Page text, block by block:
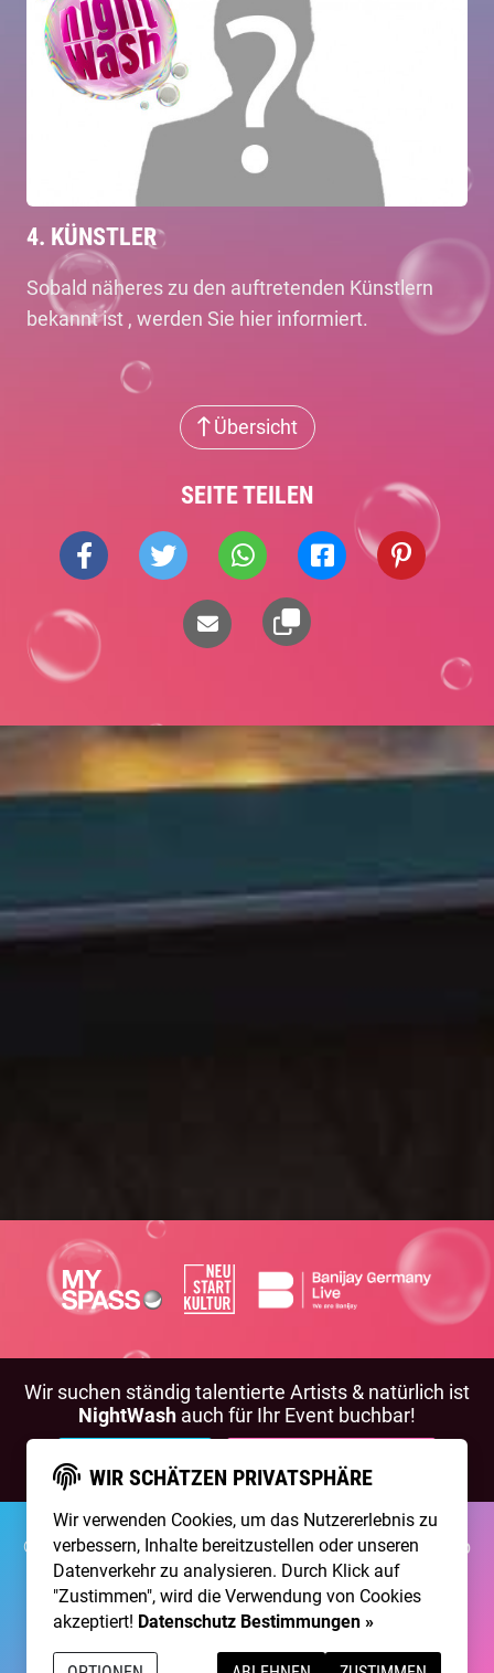
4. KÜNSTLER
Sobald näheres zu den auftretenden Künstlern
bekannt ist , werden Sie hier informiert.
Übersicht
SEITE TEILEN
Wir suchen ständig talentierte Artists & natürlich ist
NightWash auch für Ihr Event buchbar!
©2026 Brainpool LiveÜber UnsKontaktMembership
ImpressumDatenschutz
Erstellt mit von300 Design
Betrieben mit Care CMSand grüner IT
WIR SCHÄTZEN PRIVATSPHÄRE
Wir verwenden Cookies, um das Nutzererlebnis zu
verbessern, Inhalte bereitzustellen oder unseren
Datenverkehr zu analysieren. Durch Klick auf
"Zustimmen", wird die Verwendung von Cookies
akzeptiert! Datenschutz Bestimmungen »